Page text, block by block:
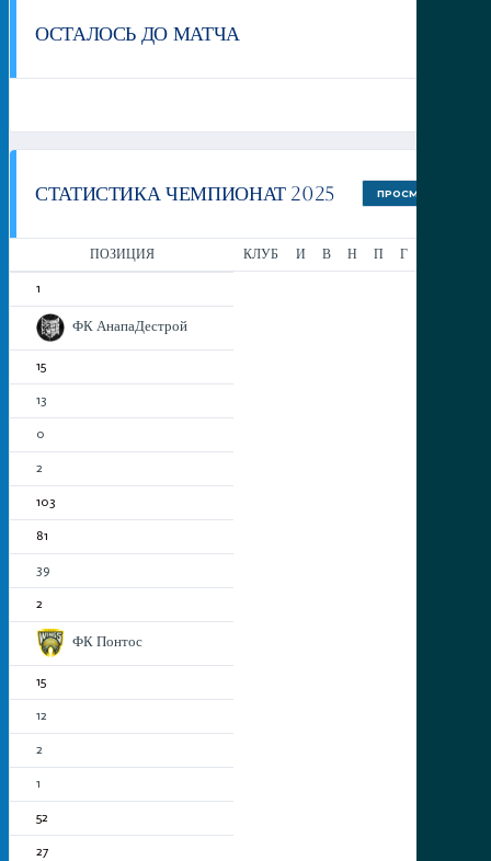
ОСТАЛОСЬ ДО МАТЧА
СТАТИСТИКА ЧЕМПИОНАТ 2025 ПРОСМОТР
ПОЗИЦИЯ КЛУБ И В Н П Г
1
ФК АнапаДестрой
15
13
0
2
103
81
39
2
ФК Понтос
15
12
2
1
52
27